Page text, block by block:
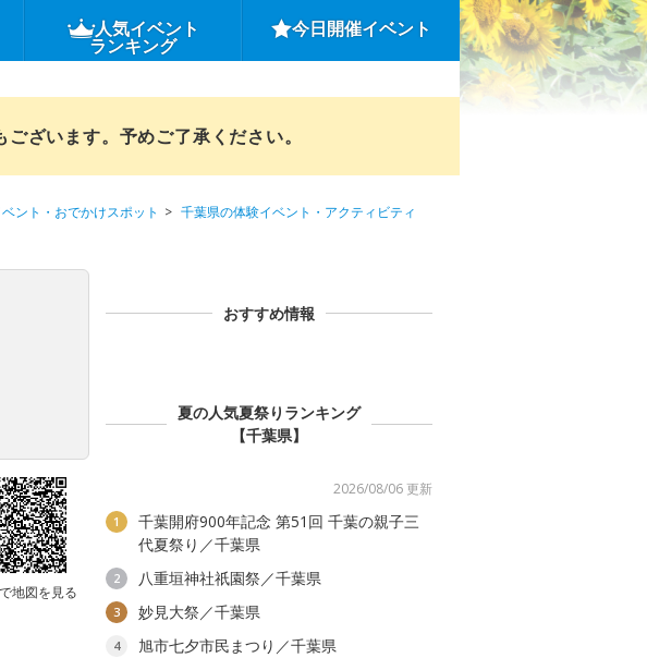
人気イベント
ランキング
今日開催イベント
ざいます。予めご了承ください。
ント・おでかけスポット
千葉県の体験イベント・アクティビティ
地図を見る
おすすめ情報
夏の人気夏祭りランキング
【千葉県】
2026/08/06 更新
1
千葉開府900年記念 第51回 千葉の親子三
代夏祭り／千葉県
2 八重垣神社祇園祭／千葉県
3 妙見大祭／千葉県
4 旭市七夕市民まつり／千葉県